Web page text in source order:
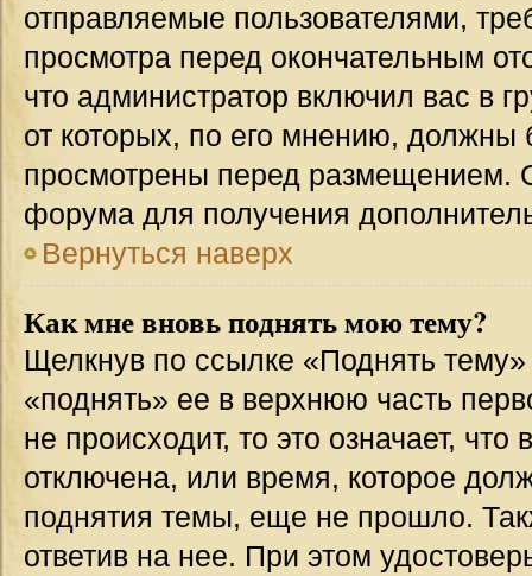
отправляемые пользователями,
просмотра перед окончательным
что администратор включил вас в
от которых, по его мнению, должны
просмотрены перед размещением.
форума для получения
Вернуться наверх
Как мне вновь поднять мою тему?
Щелкнув по ссылке «Поднять
«поднять» ее в верхнюю часть
не происходит, то это означает,
отключена, или время, которое
поднятия темы, еще не прошло.
ответив на нее. При этом